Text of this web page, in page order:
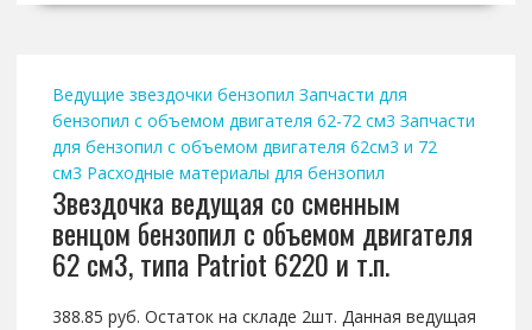
Ведущие звездочки бензопил Запчасти для
бензопил с объемом двигателя 62-72 см3 Запчасти
для бензопил с объемом двигателя 62см3 и 72
см3 Расходные материалы для бензопил
Звездочка ведущая со сменным
венцом бензопил с объемом двигателя
62 см3, типа Patriot 6220 и т.п.
388.85 руб. Остаток на складе 2шт. Данная ведущая